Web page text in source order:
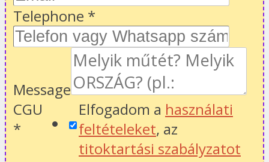
Telephone *
Message
CGU
*
Elfogadom a használati
feltételeket, az
titoktartási szabályzatot